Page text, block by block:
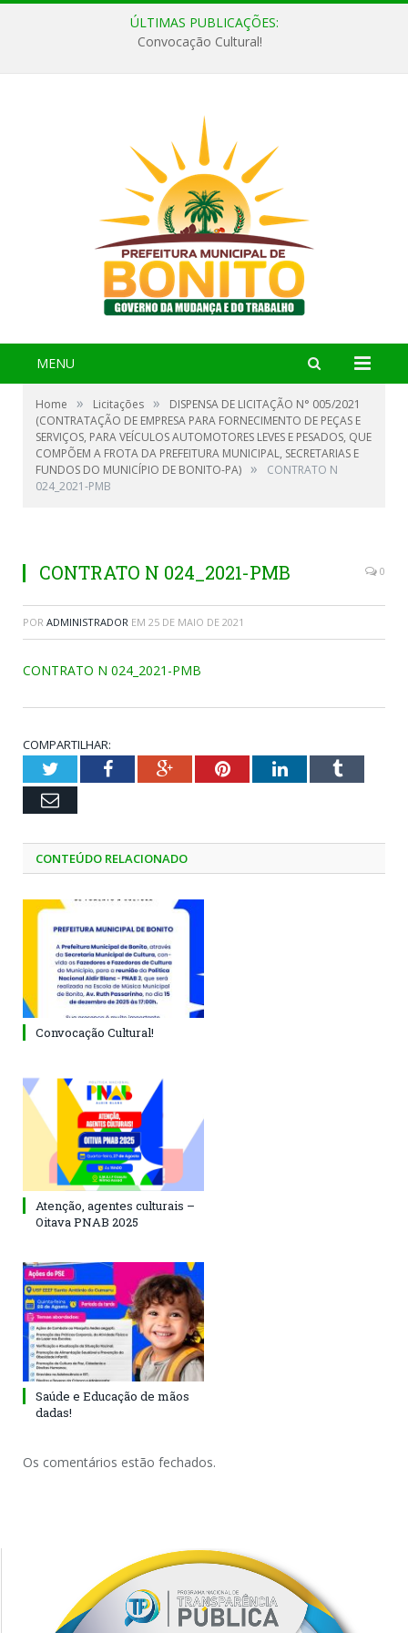
ÚLTIMAS PUBLICAÇÕES:
Convocação Cultural!
MENU
Home » Licitações »
DISPENSA DE LICITAÇÃO N° 005/2021
(CONTRATAÇÃO DE EMPRESA PARA FORNECIMENTO DE PEÇAS E
SERVIÇOS, PARA VEÍCULOS AUTOMOTORES LEVES E PESADOS, QUE
COMPÕEM A FROTA DA PREFEITURA MUNICIPAL, SECRETARIAS E
FUNDOS DO MUNICÍPIO DE BONITO-PA) »
CONTRATO N
024_2021-PMB
CONTRATO N 024_2021-PMB 0
POR ADMINISTRADOR EM 25 DE MAIO DE 2021
CONTRATO N 024_2021-PMB
COMPARTILHAR:
TwitterFacebookGoogle+PinterestLinkedInTumblr
Email
CONTEÚDO RELACIONADO
Convocação Cultural!
Atenção, agentes culturais –
Oitava PNAB 2025
Saúde e Educação de mãos
dadas!
Os comentários estão fechados.